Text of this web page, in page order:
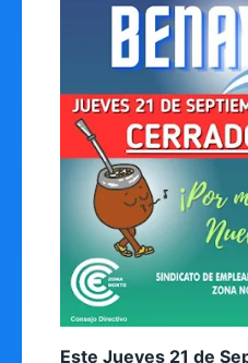
Este Jueves 21 de